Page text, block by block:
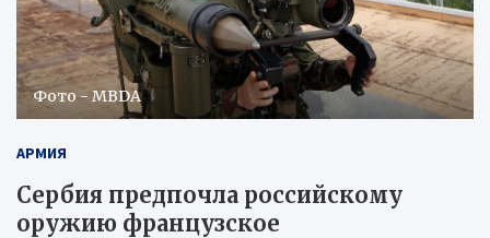
Фото - MBDA
АРМИЯ
Сербия предпочла российскому
оружию французское